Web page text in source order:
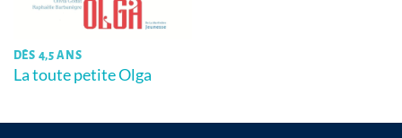
DÈS 4,5 ANS
La toute petite Olga